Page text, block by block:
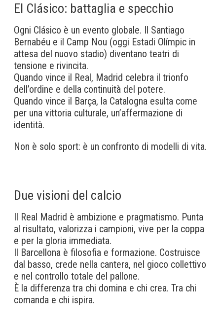
El Clásico: battaglia e specchio
Ogni Clásico è un evento globale. Il Santiago
Bernabéu e il Camp Nou (oggi Estadi Olímpic in
attesa del nuovo stadio) diventano teatri di
tensione e rivincita.
Quando vince il Real, Madrid celebra il trionfo
dell’ordine e della continuità del potere.
Quando vince il Barça, la Catalogna esulta come
per una vittoria culturale, un’affermazione di
identità.
Non è solo sport: è un confronto di modelli di vita.
Due visioni del calcio
Il Real Madrid è ambizione e pragmatismo. Punta
al risultato, valorizza i campioni, vive per la coppa
e per la gloria immediata.
Il Barcellona è filosofia e formazione. Costruisce
dal basso, crede nella cantera, nel gioco collettivo
e nel controllo totale del pallone.
È la differenza tra chi domina e chi crea. Tra chi
comanda e chi ispira.